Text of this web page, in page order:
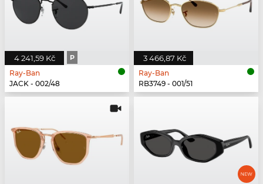
4 241,59 Kč P
Ray-Ban
JACK - 002/48
3 466,87 Kč
Ray-Ban
RB3749 - 001/51